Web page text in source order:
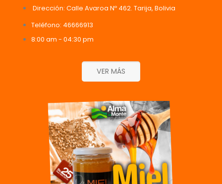
Dirección: Calle Avaroa Nº 462. Tarija, Bolivia
Teléfono: 46666913
8:00 am - 04:30 pm
VER MÁS